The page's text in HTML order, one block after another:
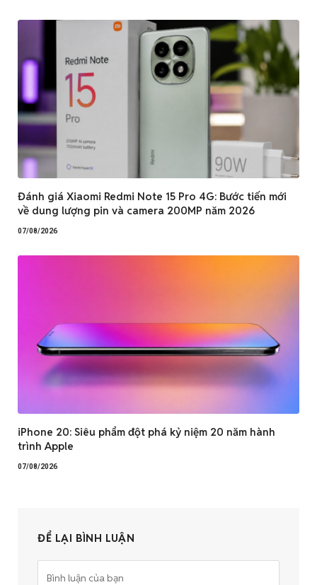
Đánh giá Xiaomi Redmi Note 15 Pro 4G: Bước tiến mới
về dung lượng pin và camera 200MP năm 2026
07/08/2026
iPhone 20: Siêu phẩm đột phá kỷ niệm 20 năm hành
trình Apple
07/08/2026
ĐỂ LẠI BÌNH LUẬN